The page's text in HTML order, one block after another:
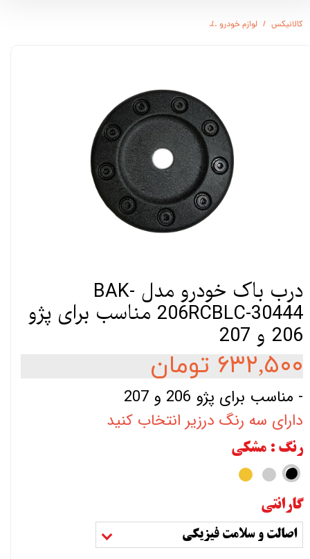
کالانیکس لوازم خودرو
درب باک خودرو مدل BAK-
206RCBLC-30444 مناسب برای پژو
206 و 207
۶۳۲,۵۰۰ تومان
- مناسب برای پژو 206 و 207
دارای سه رنگ درزیر انتخاب کنید
رنگ: مشکی
گارانتی
اصالت و سلامت فیزیکی